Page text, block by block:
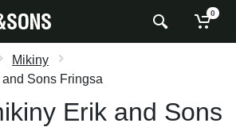
0
Mikiny
Sons Fringsa
Erik and Sons